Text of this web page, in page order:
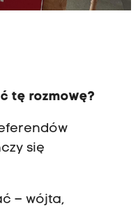
tę rozmowę?
się
– wójta,